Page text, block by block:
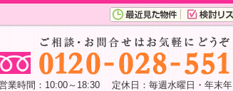
業時間：10:00～18:30 定休日：毎週水曜日・年末年